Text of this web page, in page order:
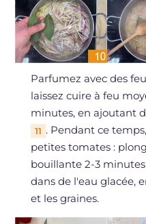
Parfumez avec des
laissez cuire à feu
minutes, en ajoutant
11 . Pendant ce
petites tomates :
bouillante 2-3
dans de l'eau glacée,
et les graines.